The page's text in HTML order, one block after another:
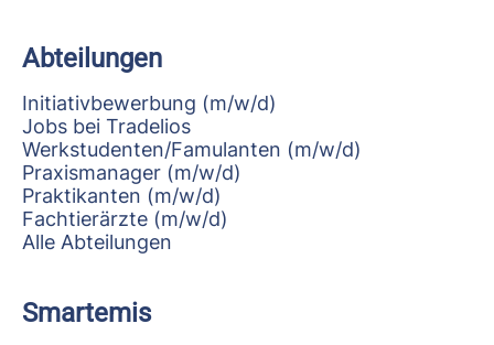
Abteilungen
Initiativbewerbung (m/w/d)
Jobs bei Tradelios
Werkstudenten/Famulanten (m/w/d)
Praxismanager (m/w/d)
Praktikanten (m/w/d)
Fachtierärzte (m/w/d)
Alle Abteilungen
Smartemis